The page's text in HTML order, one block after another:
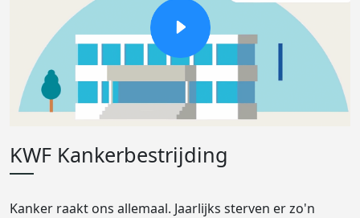
KWF Kankerbestrijding
Kanker raakt ons allemaal. Jaarlijks sterven er zo'n